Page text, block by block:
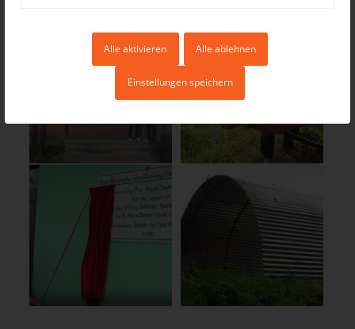
Alle aktivieren Alle ablehnen
Einstellungen speichern